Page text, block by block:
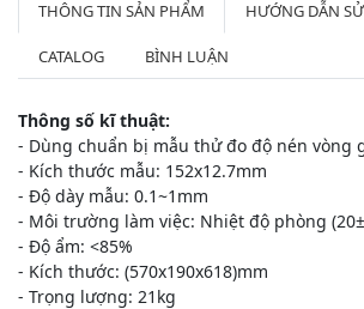
THÔNG TIN SẢN PHẨM HƯỚNG DẪN
CATALOG BÌNH LUẬN
Thông số kĩ thuật:
- Dùng chuẩn bị mẫu thử đo độ nén vòng
- Kích thước mẫu: 152x12.7mm
- Độ dày mẫu: 0.1~1mm
- Môi trường làm việc: Nhiệt độ phòng
- Độ ẩm: <85%
- Kích thước: (570x190x618)mm
- Trọng lượng: 21kg